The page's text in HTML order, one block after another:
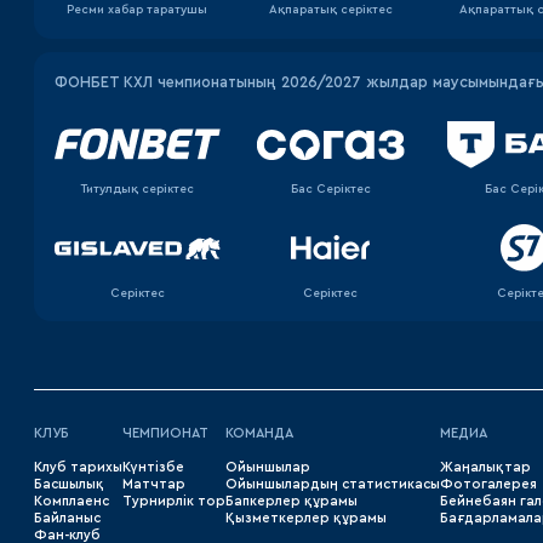
Ресми хабар таратушы Ақпаратық серiктес Ақпараттық
ФОНБЕТ КХЛ чемпионатының 2026/2027 жылдар маусымындағы
Титулдық серіктес Бас Серіктес Бас
Серіктес Серіктес
КЛУБ
Клуб тарихы
Басшылық
Комплаенс
Байланыс
Фан-клуб
ЧЕМПИОНАТ
Күнтізбе
Матчтар
Турнирлік тор
КОМАНДА
Ойыншылар
Ойыншылардың статистикасы
Бапкерлер құрамы
Қызметкерлер құрамы
МЕДИА
Жаңалықтар
Фотогалерея
Бейнебаян